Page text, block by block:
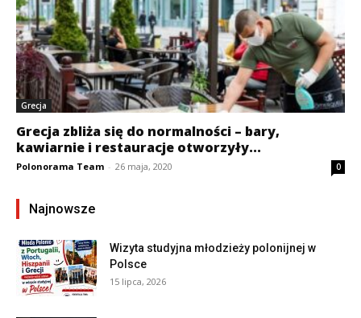
Grecja
Grecja zbliża się do normalności – bary,
kawiarnie i restauracje otworzyły...
Polonorama Team - 26 maja, 2020 0
Najnowsze
Wizyta studyjna młodzieży polonijnej w
Polsce
15 lipca, 2026